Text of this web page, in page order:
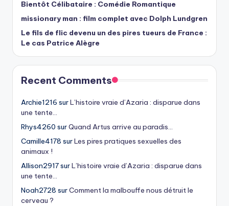
Bientôt Célibataire : Comédie Romantique
missionary man : film complet avec Dolph Lundgren
Le fils de flic devenu un des pires tueurs de France :
Le cas Patrice Alègre
Recent Comments
Archie1216 surL’histoire vraie d’Azaria : disparue dans
une tente…
Rhys4260 surQuand Artus arrive au paradis…
Camille4178 surLes pires pratiques sexuelles des
animaux !
Allison2917surL’histoire vraie d’Azaria : disparue dans
une tente…
Noah2728 surComment la malbouffe nous détruit le
cerveau ?